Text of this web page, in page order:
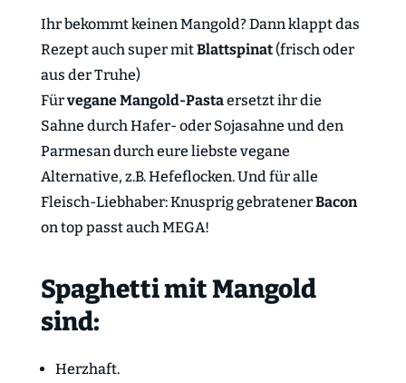
Ihr bekommt keinen Mangold? Dann klappt das
Rezept auch super mitBlattspinat(frisch oder
aus der Truhe)
Fürvegane Mangold-Pastaersetzt ihr die
Sahne durch Hafer- oder Sojasahne und den
Parmesan durch eure liebste vegane
Alternative, z.B. Hefeflocken. Und für alle
Fleisch-Liebhaber: Knusprig gebratenerBacon
on top passt auch MEGA!
Spaghetti mit Mangold
sind:
Herzhaft.